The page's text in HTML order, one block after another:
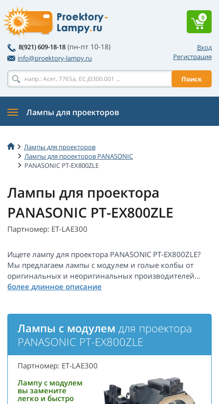
Вход
Регистрация
8(921) 609-18-18 (пн-пт 10-18)
info@proektory-lampy.ru
Поиск
0
Лампы для проекторов
Лампы для проекторов
Лампы для проекторов PANASONIC
PANASONIC PT-EX800ZLE
Лампы для проектора
PANASONIC PT-EX800ZLE
Партномер: ET-LAE300
Ищете лампу для проектора PANASONIC PT-EX800ZLE?
Мы предлагаем лампы с модулем и голые колбы от
оригинальных и неоригинальных производителей...
Лампы с модулем для проектора
PANASONIC PT-EX800ZLE
Партномер: ET-LAE300
Лампу с модулем
вы замените
легко и быстро